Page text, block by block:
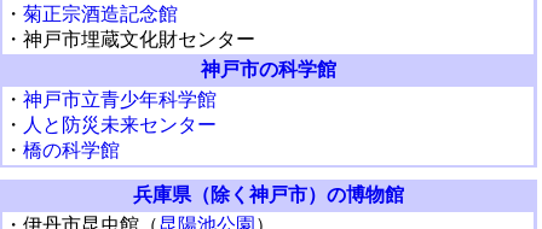
・ 菊正宗酒造記念館
・神戸市埋蔵文化財センター
神戸市の科学館
・ 神戸市立青少年科学館
・ 人と防災未来センター
・ 橋の科学館
兵庫県（除く神戸市）の博物館
・伊丹市昆虫館（昆陽池公園 ）